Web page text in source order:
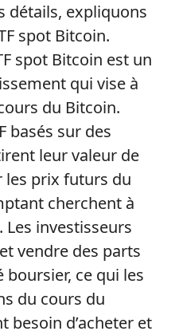
détails, expliquons
spot Bitcoin.
spot Bitcoin est un
qui vise à
du Bitcoin.
basés sur des
leur valeur de
les prix futurs du
cherchent à
investisseurs
vendre des parts
boursier, ce qui les
du cours du
besoin d’acheter et